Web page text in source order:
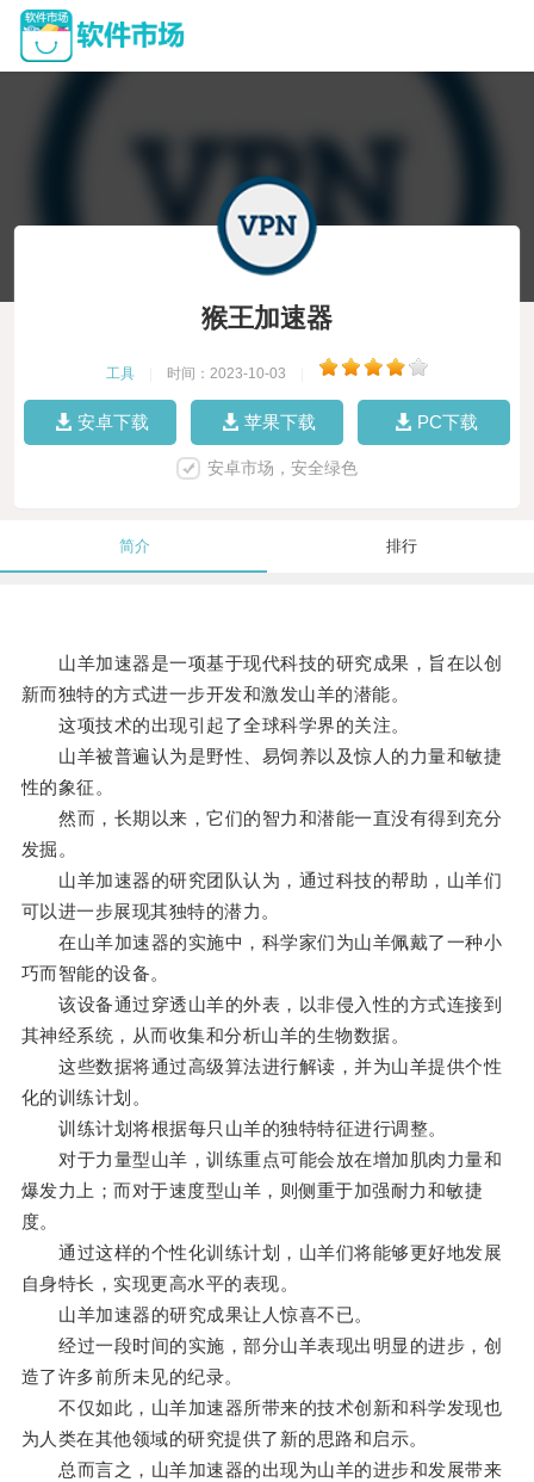
猴王加速器
工具 时间：2023-10-03
安卓下载 苹果下载 PC下载
安卓市场，安全绿色
简介 排行
山羊加速器是一项基于现代科技的研究成果，旨在以创
新而独特的方式进一步开发和激发山羊的潜能。
这项技术的出现引起了全球科学界的关注。
山羊被普遍认为是野性、易饲养以及惊人的力量和敏捷
性的象征。
然而，长期以来，它们的智力和潜能一直没有得到充分
发掘。
山羊加速器的研究团队认为，通过科技的帮助，山羊们
可以进一步展现其独特的潜力。
在山羊加速器的实施中，科学家们为山羊佩戴了一种小
巧而智能的设备。
该设备通过穿透山羊的外表，以非侵入性的方式连接到
其神经系统，从而收集和分析山羊的生物数据。
这些数据将通过高级算法进行解读，并为山羊提供个性
化的训练计划。
训练计划将根据每只山羊的独特特征进行调整。
对于力量型山羊，训练重点可能会放在增加肌肉力量和
爆发力上；而对于速度型山羊，则侧重于加强耐力和敏捷
度。
通过这样的个性化训练计划，山羊们将能够更好地发展
自身特长，实现更高水平的表现。
山羊加速器的研究成果让人惊喜不已。
经过一段时间的实施，部分山羊表现出明显的进步，创
造了许多前所未见的纪录。
不仅如此，山羊加速器所带来的技术创新和科学发现也
为人类在其他领域的研究提供了新的思路和启示。
总而言之，山羊加速器的出现为山羊的进步和发展带来